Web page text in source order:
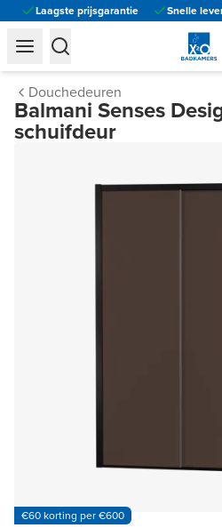
Laagste prijsgarantie Snelle
Douchedeuren
Balmani Senses
schuifdeur
€60 korting per €600